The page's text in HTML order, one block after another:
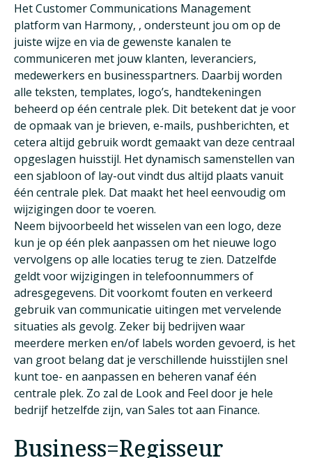
Het Customer Communications Management
platform van Harmony, , ondersteunt jou om op de
juiste wijze en via de gewenste kanalen te
communiceren met jouw klanten, leveranciers,
medewerkers en businesspartners. Daarbij worden
alle teksten, templates, logo’s, handtekeningen
beheerd op één centrale plek. Dit betekent dat je voor
de opmaak van je brieven, e-mails, pushberichten, et
cetera altijd gebruik wordt gemaakt van deze centraal
opgeslagen huisstijl. Het dynamisch samenstellen van
een sjabloon of lay-out vindt dus altijd plaats vanuit
één centrale plek. Dat maakt het heel eenvoudig om
wijzigingen door te voeren.
Neem bijvoorbeeld het wisselen van een logo, deze
kun je op één plek aanpassen om het nieuwe logo
vervolgens op alle locaties terug te zien. Datzelfde
geldt voor wijzigingen in telefoonnummers of
adresgegevens. Dit voorkomt fouten en verkeerd
gebruik van communicatie uitingen met vervelende
situaties als gevolg. Zeker bij bedrijven waar
meerdere merken en/of labels worden gevoerd, is het
van groot belang dat je verschillende huisstijlen snel
kunt toe- en aanpassen en beheren vanaf één
centrale plek. Zo zal de Look and Feel door je hele
bedrijf hetzelfde zijn, van Sales tot aan Finance.
Business=Regisseur